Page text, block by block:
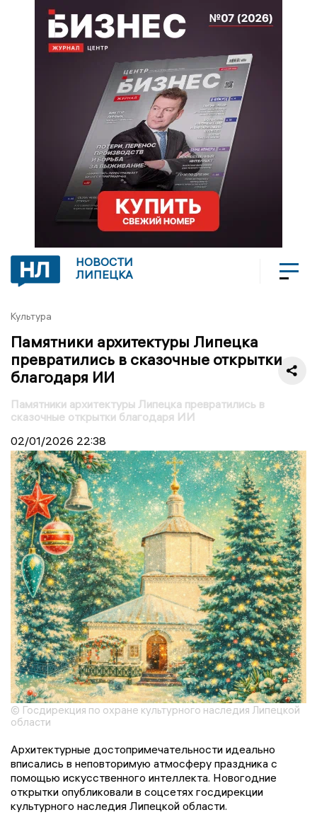
НОВОСТИ
ЛИПЕЦКА
Культура
Памятники архитектуры Липецка
превратились в сказочные открытки
благодаря ИИ
Памятники архитектуры Липецка превратились в
сказочные открытки благодаря ИИ
02/01/2026 22:38
© Госдирекция по охране культурного наследия Липецкой
области
Архитектурные достопримечательности идеально
вписались в неповторимую атмосферу праздника с
помощью искусственного интеллекта. Новогодние
открытки опубликовали в соцсетях госдирекции
культурного наследия Липецкой области.